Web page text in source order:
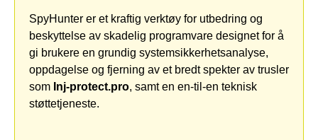
SpyHunter er et kraftig verktøy for utbedring og
beskyttelse av skadelig programvare designet for å
gi brukere en grundig systemsikkerhetsanalyse,
oppdagelse og fjerning av et bredt spekter av trusler
som Inj-protect.pro, samt en en-til-en teknisk
støttetjeneste.